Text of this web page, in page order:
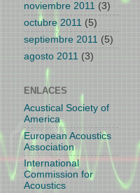
noviembre 2011 (3)
octubre 2011 (5)
septiembre 2011 (5)
agosto 2011 (3)
ENLACES
Acustical Society of
America
European Acoustics
Association
International
Commission for
Acoustics